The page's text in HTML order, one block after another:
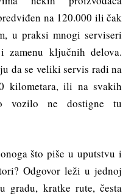
na 120.000 ili čak
u praksi mnogi serviseri
zamenu ključnih delova.
da se veliki servis radi na
kilometara, ili na svakih
vozilo ne dostigne tu
što piše u uputstvu i
Odgovor leži u jednoj
gradu, kratke rute, česta